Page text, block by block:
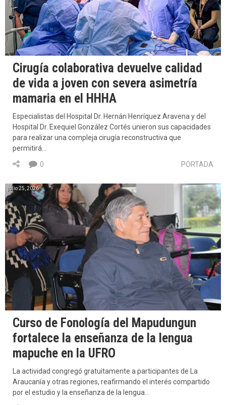
Cirugía colaborativa devuelve calidad
de vida a joven con severa asimetría
mamaria en el HHHA
Especialistas del Hospital Dr. Hernán Henríquez Aravena y del
Hospital Dr. Exequiel González Cortés unieron sus capacidades
para realizar una compleja cirugía reconstructiva que
permitirá…
PORTADA
0
julio 25, 2026
Curso de Fonología del Mapudungun
fortalece la enseñanza de la lengua
mapuche en la UFRO
La actividad congregó gratuitamente a participantes de La
Araucanía y otras regiones, reafirmando el interés compartido
por el estudio y la enseñanza de la lengua…